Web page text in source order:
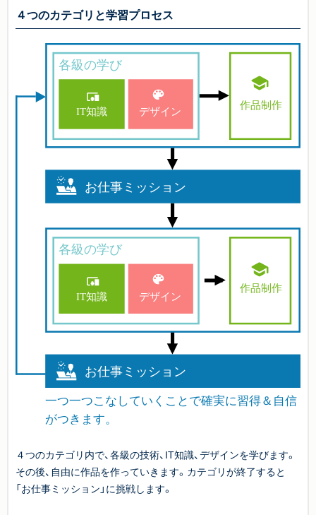
４つのカテゴリと学習プロセス
４つのカテゴリ内で、各級の技術、IT知識、デザインを学びます。
その後、自由に作品を作っていきます。カテゴリが終了すると
「お仕事ミッション」に挑戦します。